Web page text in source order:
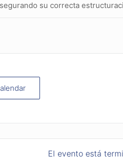
su correcta
El evento está